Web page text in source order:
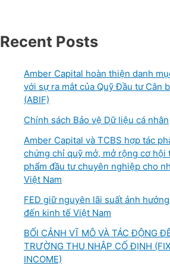
Recent Posts
Amber Capital hoàn thiện danh
với sự ra mắt của Quỹ Đầu tư Cân
(ABIF)
Chính sách Bảo vệ Dữ liệu cá nhân
Amber Capital và TCBS hợp tác
chứng chỉ quỹ mở, mở rộng cơ hội
phẩm đầu tư chuyên nghiệp cho
Việt Nam
FED giữ nguyên lãi suất ảnh
đến kinh tế Việt Nam
BỐI CẢNH VĨ MÔ VÀ TÁC ĐỘNG
TRƯỜNG THU NHẬP CỐ ĐỊNH
INCOME)